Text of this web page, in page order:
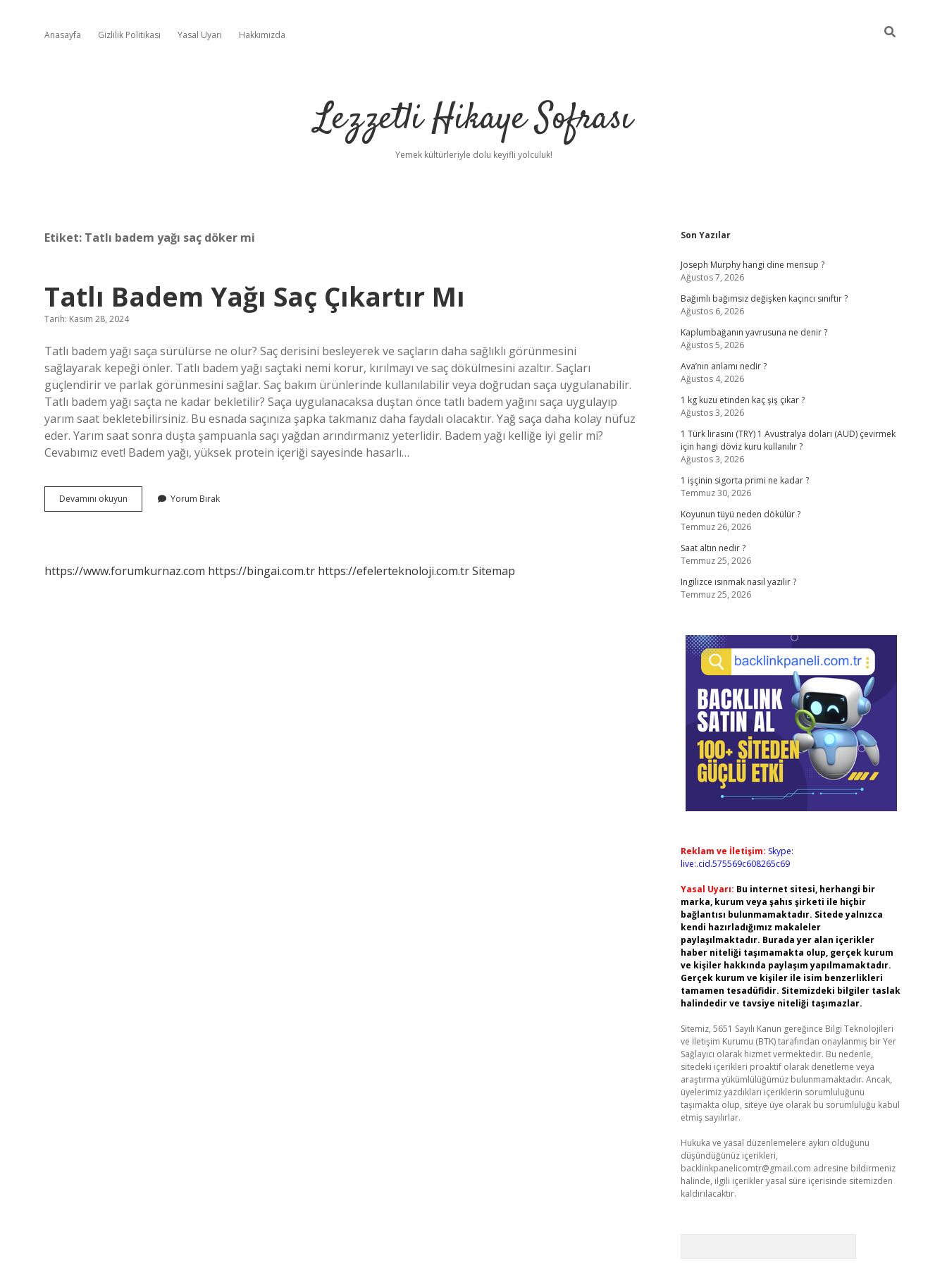
Anasayfa Gizlilik Politikası Yasal Uyarı Hakkımızda
Lezzetli Hikaye Sofrası
Yemek kültürleriyle dolu keyifli yolculuk!
Etiket: Tatlı badem yağı saç döker mi
Tatlı Badem Yağı Saç Çıkartır Mı
Tarih: Kasım 28, 2024
Tatlı badem yağı saça sürülürse ne olur? Saç derisini besleyerek ve saçların daha sağlıklı görünmesini
sağlayarak kepeği önler. Tatlı badem yağı saçtaki nemi korur, kırılmayı ve saç dökülmesini azaltır. Saçları
güçlendirir ve parlak görünmesini sağlar. Saç bakım ürünlerinde kullanılabilir veya doğrudan saça uygulanabilir.
Tatlı badem yağı saçta ne kadar bekletilir? Saça uygulanacaksa duştan önce tatlı badem yağını saça uygulayıp
yarım saat bekletebilirsiniz. Bu esnada saçınıza şapka takmanız daha faydalı olacaktır. Yağ saça daha kolay nüfuz
eder. Yarım saat sonra duşta şampuanla saçı yağdan arındırmanız yeterlidir. Badem yağı kelliğe iyi gelir mi?
Cevabımız evet! Badem yağı, yüksek protein içeriği sayesinde hasarlı…
Devamını okuyun
Badem
Yorum Bırak
https://www.forumkurnaz.com https://bingai.com.tr https://efelerteknoloji.com.trSitemap
Sidebar
Son Yazılar
Joseph Murphy hangi dine mensup ?
Ağustos 7, 2026
Bağımlı bağımsız değişken kaçıncı sınıftır ?
Ağustos 6, 2026
Kaplumbağanın yavrusuna ne denir ?
Ağustos 5, 2026
Ava’nın anlamı nedir ?
Ağustos 4, 2026
1 kg kuzu etinden kaç şiş çıkar ?
Ağustos 3, 2026
1 Türk lirasını (TRY) 1 Avustralya doları (AUD) çevirmek
için hangi döviz kuru kullanılır ?
Ağustos 3, 2026
1 işçinin sigorta primi ne kadar ?
Temmuz 30, 2026
Koyunun tüyü neden dökülür ?
Temmuz 26, 2026
Saat altın nedir ?
Temmuz 25, 2026
Ingilizce ısınmak nasıl yazılır ?
Temmuz 25, 2026
Reklam ve İletişim: Skype:
live:.cid.575569c608265c69
Yasal Uyarı: Bu internet sitesi, herhangi bir
marka, kurum veya şahıs şirketi ile hiçbir
bağlantısı bulunmamaktadır. Sitede yalnızca
kendi hazırladığımız makaleler
paylaşılmaktadır. Burada yer alan içerikler
haber niteliği taşımamakta olup, gerçek kurum
ve kişiler hakkında paylaşım yapılmamaktadır.
Gerçek kurum ve kişiler ile isim benzerlikleri
tamamen tesadüfidir. Sitemizdeki bilgiler taslak
halindedir ve tavsiye niteliği taşımazlar.
Sitemiz, 5651 Sayılı Kanun gereğince Bilgi Teknolojileri
ve İletişim Kurumu (BTK) tarafından onaylanmış bir Yer
Sağlayıcı olarak hizmet vermektedir. Bu nedenle,
sitedeki içerikleri proaktif olarak denetleme veya
araştırma yükümlülüğümüz bulunmamaktadır. Ancak,
üyelerimiz yazdıkları içeriklerin sorumluluğunu
taşımakta olup, siteye üye olarak bu sorumluluğu kabul
etmiş sayılırlar.
Hukuka ve yasal düzenlemelere aykırı olduğunu
düşündüğünüz içerikleri,
backlinkpanelicomtr@gmail.com adresine bildirmeniz
halinde, ilgili içerikler yasal süre içerisinde sitemizden
kaldırılacaktır.